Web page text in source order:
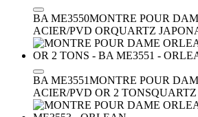
BA ME3550MONTRE POUR
ACIER/PVD ORQUARTZ
BA ME3551MONTRE POUR
ACIER/PVD OR 2 TONS